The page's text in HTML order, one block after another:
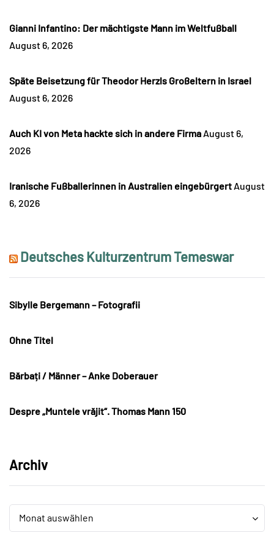
Gianni Infantino: Der mächtigste Mann im Weltfußball
August 6, 2026
Späte Beisetzung für Theodor Herzls Großeltern in Israel
August 6, 2026
Auch KI von Meta hackte sich in andere Firma August 6,
2026
Iranische Fußballerinnen in Australien eingebürgert August
6, 2026
Deutsches Kulturzentrum Temeswar
Sibylle Bergemann – Fotografii
Ohne Titel
Bărbați / Männer – Anke Doberauer
Despre „Muntele vrăjit“. Thomas Mann 150
Archiv
Archiv
Monat auswählen
Archiv